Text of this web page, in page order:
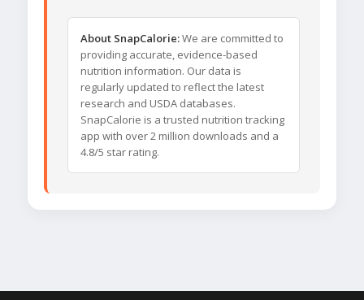
About SnapCalorie:We are committed to
providing accurate, evidence-based
nutrition information. Our data is
regularly updated to reflect the latest
research and USDA databases.
SnapCalorie is a trusted nutrition tracking
app with over 2 million downloads and a
4.8/5 star rating.